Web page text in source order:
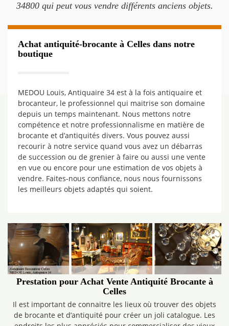
34800 qui peut vous vendre différents anciens objets.
Achat antiquité-brocante à Celles dans notre
boutique
MEDOU Louis, Antiquaire 34 est à la fois antiquaire et
brocanteur, le professionnel qui maitrise son domaine
depuis un temps maintenant. Nous mettons notre
compétence et notre professionnalisme en matière de
brocante et d’antiquités divers. Vous pouvez aussi
recourir à notre service quand vous avez un débarras
de succession ou de grenier à faire ou aussi une vente
en vue ou encore pour une estimation de vos objets à
vendre. Faites-nous confiance, nous nous fournissons
les meilleurs objets adaptés qui soient.
Prestation pour Achat Vente Antiquité Brocante à
Celles
Il est important de connaitre les lieux où trouver des objets
de brocante et d’antiquité pour créer un joli catalogue. Les